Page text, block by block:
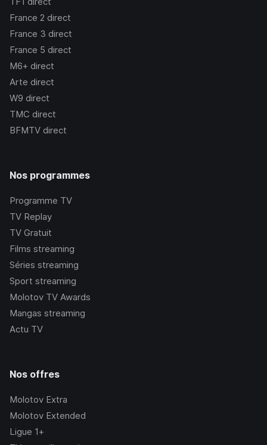
France 2 direct
France 3 direct
France 5 direct
M6+ direct
Arte direct
W9 direct
TMC direct
BFMTV direct
Nos programmes
Programme TV
TV Replay
TV Gratuit
Films streaming
Séries streaming
Sport streaming
Molotov TV Awards
Mangas streaming
Actu TV
Nos offres
Molotov Extra
Molotov Extended
Ligue 1+